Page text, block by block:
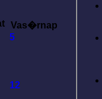
Vas�rnap
5
12